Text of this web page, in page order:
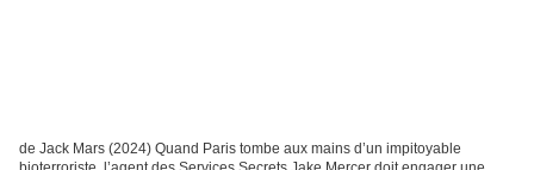
de Jack Mars (2024) Quand Paris tombe aux mains d’un impitoyable